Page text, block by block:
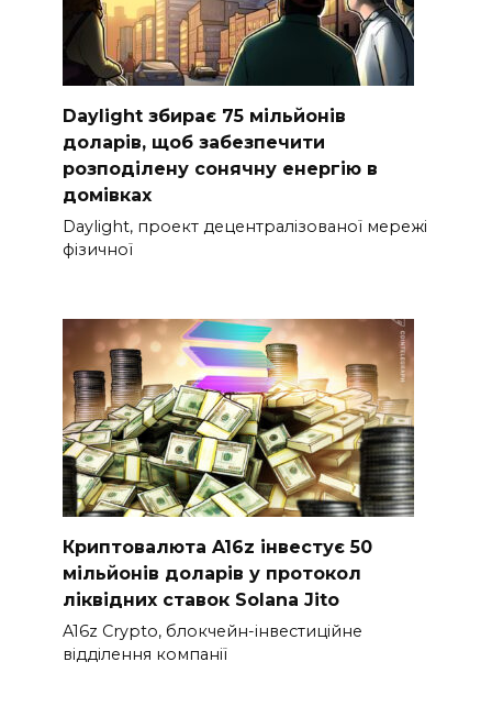
Daylight збирає 75 мільйонів
доларів, щоб забезпечити
розподілену сонячну енергію в
домівках
Daylight, проект децентралізованої мережі
фізичної
Криптовалюта A16z інвестує 50
мільйонів доларів у протокол
ліквідних ставок Solana Jito
A16z Crypto, блокчейн-інвестиційне
відділення компанії